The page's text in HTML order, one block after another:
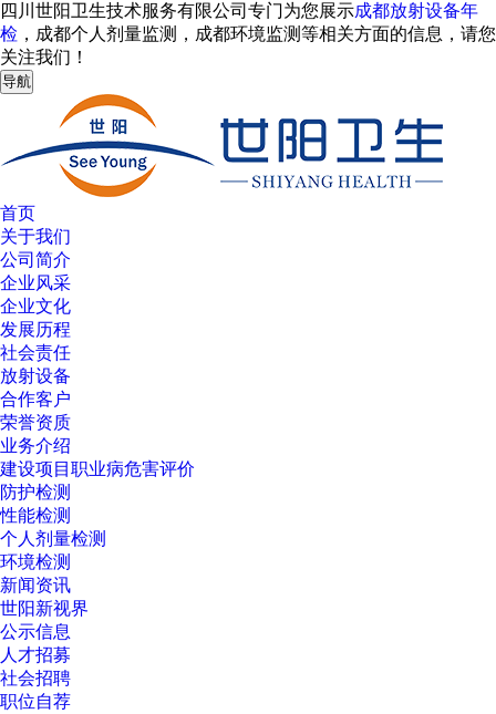
四川世阳卫生技术服务有限公司专门为您展示成都放射设备年
检 ，成都个人剂量监测，成都环境监测等相关方面的信息，请您
关注我们！
导航
首页
关于我们
公司简介
企业风采
企业文化
发展历程
社会责任
放射设备
合作客户
荣誉资质
业务介绍
建设项目职业病危害评价
防护检测
性能检测
个人剂量检测
环境检测
新闻资讯
世阳新视界
公示信息
人才招募
社会招聘
职位自荐